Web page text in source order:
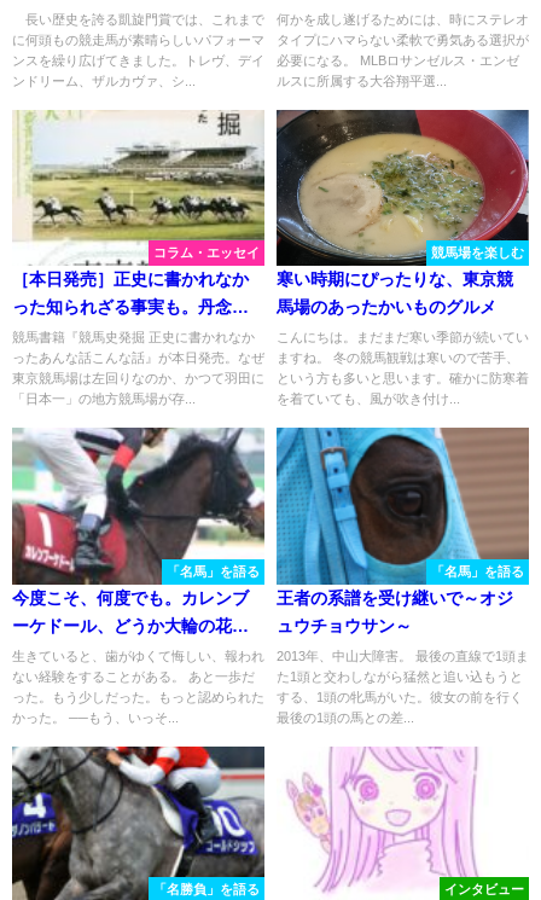
長い歴史を誇る凱旋門賞では、これまで
に何頭もの競走馬が素晴らしいパフォーマ
ンスを繰り広げてきました。トレヴ、デイ
ンドリーム、ザルカヴァ、シ...
の"二刀流"挑戦を振り返る。
何かを成し遂げるためには、時にステレオ
タイプにハマらない柔軟で勇気ある選択が
必要になる。 MLBロサンゼルス・エンゼ
ルスに所属する大谷翔平選...
コラム・エッセイ
［本日発売］正史に書かれなか
った知られざる事実も。丹念な
取材で見つけた様々な話が一冊
に - 『競馬史発掘 正史に書かれ
なかったあんな話こんな話』
競馬書籍『競馬史発掘 正史に書かれなか
ったあんな話こんな話』が本日発売。なぜ
東京競馬場は左回りなのか、かつて羽田に
「日本一」の地方競馬場が存...
競馬場を楽しむ
寒い時期にぴったりな、東京競
馬場のあったかいものグルメ
こんにちは。まだまだ寒い季節が続いてい
ますね。 冬の競馬観戦は寒いので苦手、
という方も多いと思います。確かに防寒着
を着ていても、風が吹き付け...
「名馬」を語る
今度こそ、何度でも。カレンブ
ーケドール、どうか大輪の花
を。
生きていると、歯がゆくて悔しい、報われ
ない経験をすることがある。 あと一歩だ
った。もう少しだった。もっと認められた
かった。 ──もう、いっそ...
「名馬」を語る
王者の系譜を受け継いで～オジ
ュウチョウサン～
2013年、中山大障害。 最後の直線で1頭ま
た1頭と交わしながら猛然と追い込もうと
する、1頭の牝馬がいた。彼女の前を行く
最後の1頭の馬との差...
「名勝負」を語る インタビュー